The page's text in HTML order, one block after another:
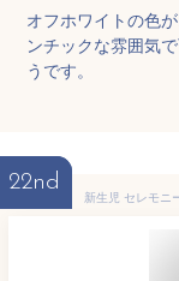
オフホワイトの色
ンチックな雰囲気
うです。
22nd